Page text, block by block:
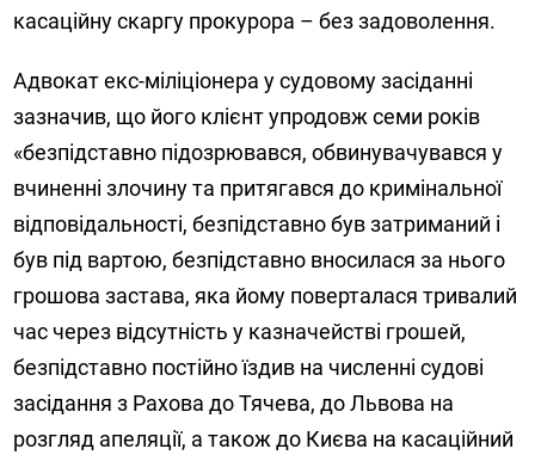
касаційну скаргу прокурора – без задоволення.
Адвокат екс-міліціонера у судовому засіданні
зазначив, що його клієнт упродовж семи років
«безпідставно підозрювався, обвинувачувався у
вчиненні злочину та притягався до кримінальної
відповідальності, безпідставно був затриманий і
був під вартою, безпідставно вносилася за нього
грошова застава, яка йому поверталася тривалий
час через відсутність у казначействі грошей,
безпідставно постійно їздив на численні судові
засідання з Рахова до Тячева, до Львова на
розгляд апеляції, а також до Києва на касаційний